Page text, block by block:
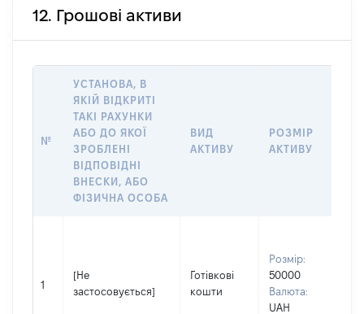
12. Грошові активи
№
УСТАНОВА, В
ЯКІЙ ВІДКРИТІ
ТАКІ РАХУНКИ
АБО ДО ЯКОЇ
ЗРОБЛЕНІ
ВІДПОВІДНІ
ВНЕСКИ, АБО
ФІЗИЧНА ОСОБА
ВИД
АКТИВУ
РОЗМІР
АКТИВУ
1
[Не
застосовується]
Готівкові
кошти
Розмір:
50000
Валюта:
UAH